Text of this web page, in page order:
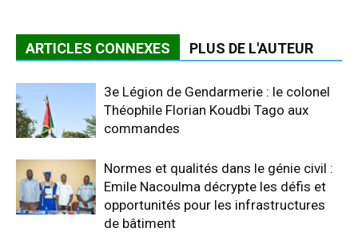
ARTICLES CONNEXES PLUS DE L'AUTEUR
3e Légion de Gendarmerie : le colonel
Théophile Florian Koudbi Tago aux
commandes
Normes et qualités dans le génie civil :
Emile Nacoulma décrypte les défis et
opportunités pour les infrastructures
de bâtiment